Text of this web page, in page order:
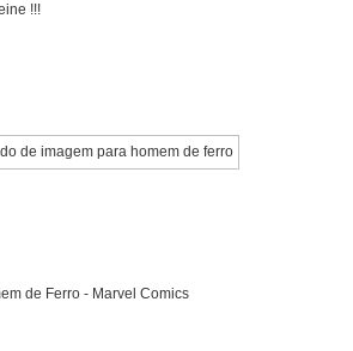
!!!
de Ferro - Marvel Comics